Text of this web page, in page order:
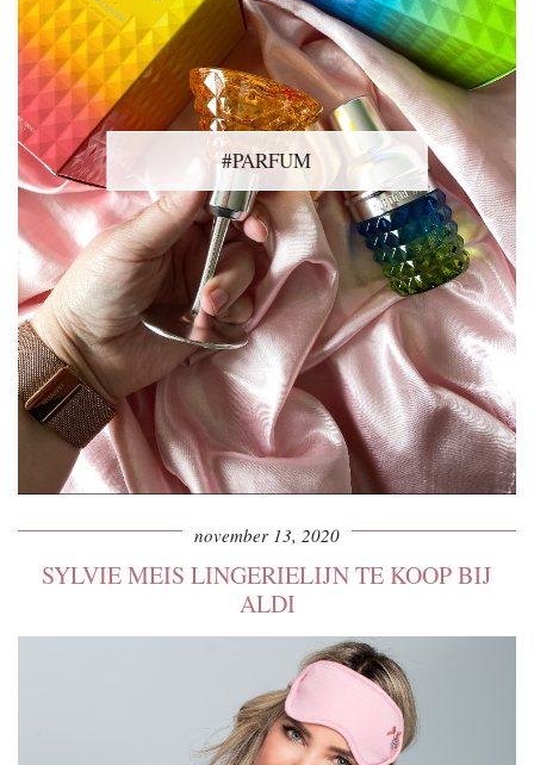
#PARFUM
november 13, 2020
SYLVIE MEIS LINGERIELIJN TE KOOP BIJ
ALDI